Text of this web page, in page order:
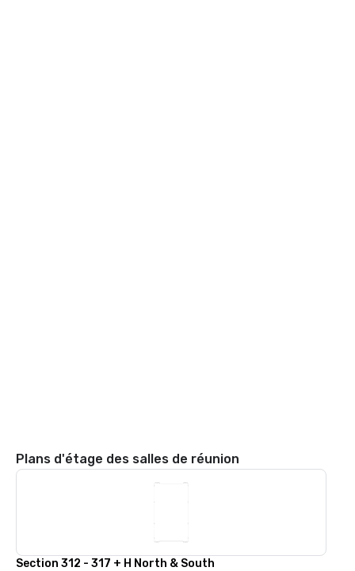
Plans d'étage des salles de réunion
Section 312 - 317 + H North & South